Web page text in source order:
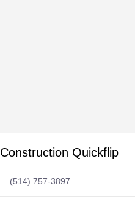
Construction Quickflip
(514) 757-3897